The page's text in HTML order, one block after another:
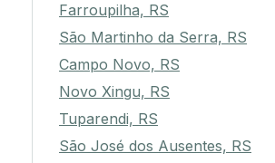
Farroupilha, RS
São Martinho da Serra, RS
Campo Novo, RS
Novo Xingu, RS
Tuparendi, RS
São José dos Ausentes, RS